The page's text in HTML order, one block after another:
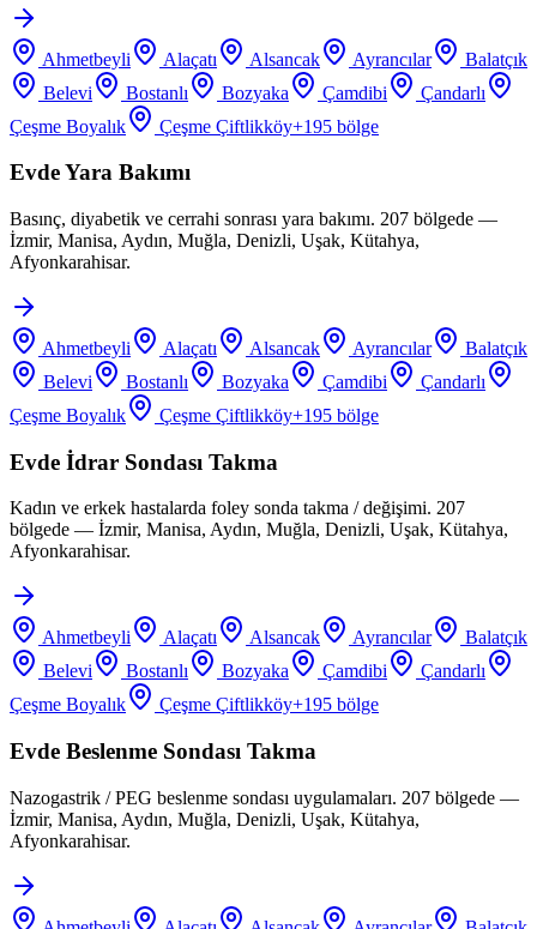
Ahmetbeyli Alaçatı Alsancak Ayrancılar
Balatçık
Belevi
Bostanlı Bozyaka Çamdibi
Çandarlı
Çeşme Boyalık
Çeşme Çiftlikköy+195 bölge
Evde Yara Bakımı
Basınç, diyabetik ve cerrahi sonrası yara bakımı. 207 bölgede —
İzmir, Manisa, Aydın, Muğla, Denizli, Uşak, Kütahya,
Afyonkarahisar.
Ahmetbeyli Alaçatı Alsancak Ayrancılar
Balatçık
Belevi
Bostanlı Bozyaka Çamdibi
Çandarlı
Çeşme Boyalık
Çeşme Çiftlikköy+195 bölge
Evde İdrar Sondası Takma
Kadın ve erkek hastalarda foley sonda takma / değişimi. 207
bölgede — İzmir, Manisa, Aydın, Muğla, Denizli, Uşak, Kütahya,
Afyonkarahisar.
Ahmetbeyli Alaçatı Alsancak Ayrancılar
Balatçık
Belevi
Bostanlı Bozyaka Çamdibi
Çandarlı
Çeşme Boyalık
Çeşme Çiftlikköy+195 bölge
Evde Beslenme Sondası Takma
Nazogastrik / PEG beslenme sondası uygulamaları. 207 bölgede —
İzmir, Manisa, Aydın, Muğla, Denizli, Uşak, Kütahya,
Afyonkarahisar.